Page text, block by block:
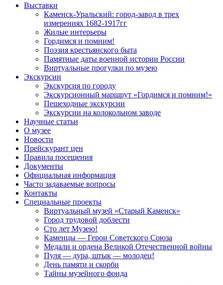
Выставки
Каменск-Уральский: город-завод в трех
измерениях 1682-1917гг
Жилые интерьеры
Гордимся и помним!
Поэзия крестьянского быта
Памятные даты военной истории России
Виртуальные прогулки по музею
Экскурсии
Экскурсия по городу
Экскурсионный маршрут «Гордимся и помним!»
Пешеходные экскурсии
Экскурсии на колокольном заводе
Научные статьи
О музее
Новости
Прейскурант цен
Правила посещения
Документы
Официальная информация
Часто задаваемые вопросы
Контакты
Специальные проекты
Виртуальный музей «Старый Каменск»
Город трудовой доблести
Сто лет Музею!
Каменцы — Герои Советского Союза
Медали и ордена Великой Отечественной войны
Пуля — дура, штык — молодец!
День памяти и скорби
Тайны музейного фонда